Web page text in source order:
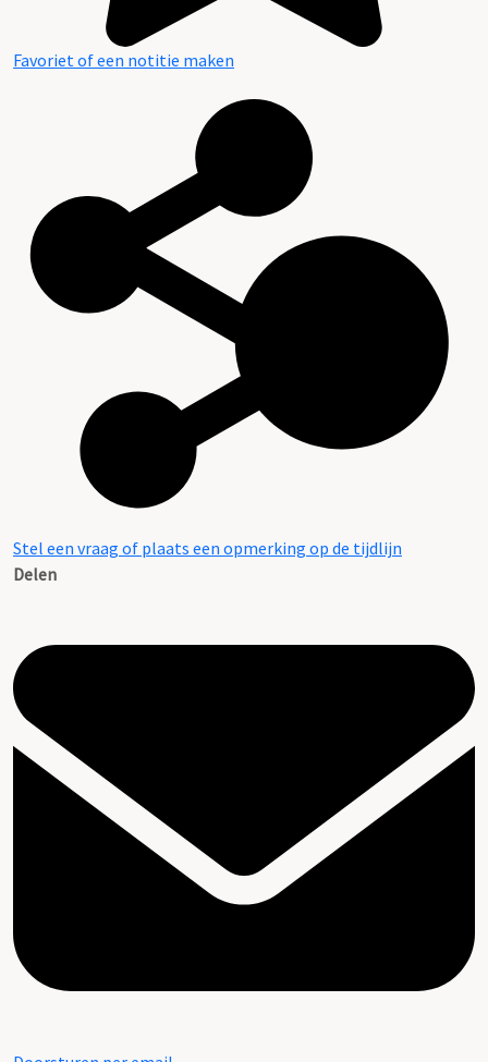
Favoriet of een notitie maken
Stel een vraag of plaats een opmerking op de tijdlijn
Delen